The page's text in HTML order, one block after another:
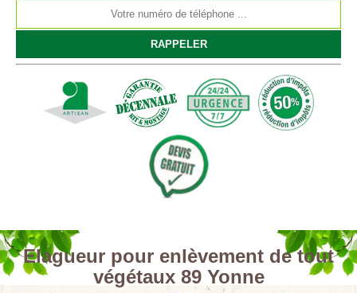
Elagueur pour enlèvement de tout
végétaux 89 Yonne